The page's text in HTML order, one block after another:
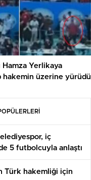
Hamza Yerlikaya
hakemin üzerine yürüdü
iç
5 futbolcuyla anlaştı
Türk hakemliği için